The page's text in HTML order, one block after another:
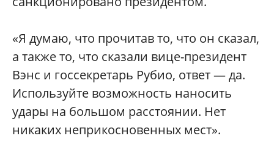
«Я думаю, что прочитав то, что он сказал,
а также то, что сказали вице-президент
Вэнс и госсекретарь Рубио, ответ — да.
Используйте возможность наносить
удары на большом расстоянии. Нет
никаких неприкосновенных мест».